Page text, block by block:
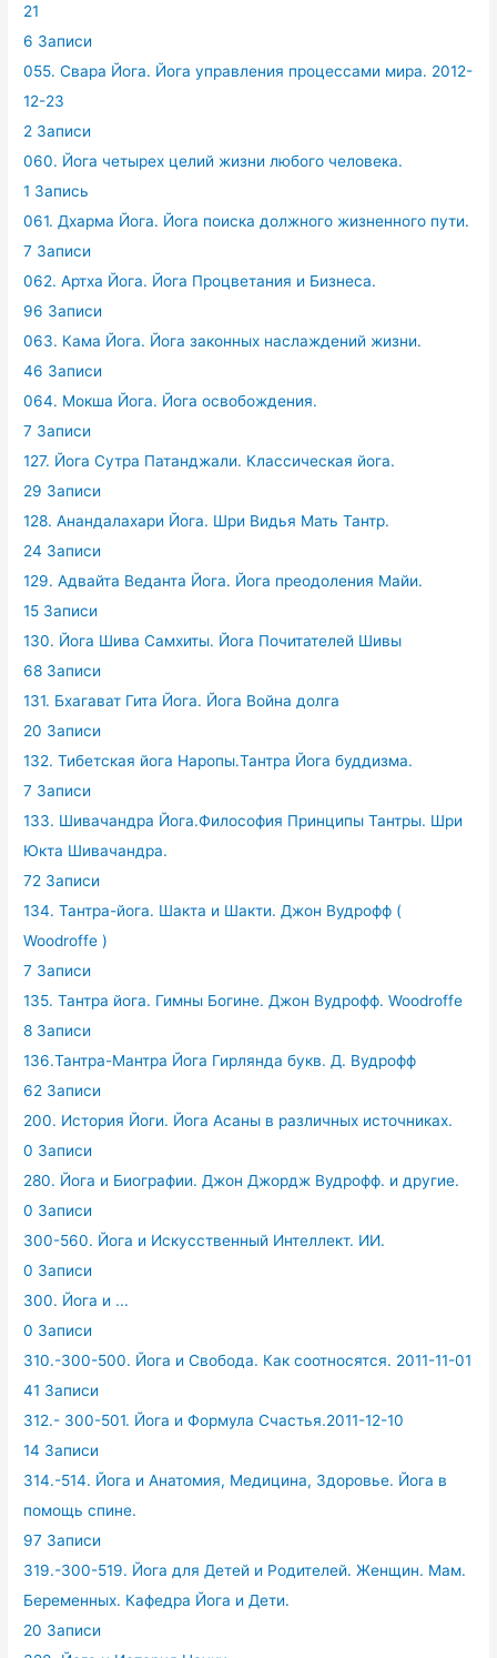
21
6 Записи
055. Свара Йога. Йога управления процессами мира. 2012-
12-23
2 Записи
060. Йога четырех целий жизни любого человека.
1 Запись
061. Дхарма Йога. Йога поиска должного жизненного пути.
7 Записи
062. Артха Йога. Йога Процветания и Бизнеса.
96 Записи
063. Кама Йога. Йога законных наслаждений жизни.
46 Записи
064. Мокша Йога. Йога освобождения.
7 Записи
127. Йога Сутра Патанджали. Классическая йога.
29 Записи
128. Анандалахари Йога. Шри Видья Мать Тантр.
24 Записи
129. Адвайта Веданта Йога. Йога преодоления Майи.
15 Записи
130. Йога Шива Самхиты. Йога Почитателей Шивы
68 Записи
131. Бхагават Гита Йога. Йога Война долга
20 Записи
132. Тибетская йога Наропы.Тантра Йога буддизма.
7 Записи
133. Шивачандра Йога.Философия Принципы Тантры. Шри
Юкта Шивачандра.
72 Записи
134. Тантра-йога. Шакта и Шакти. Джон Вудрофф (
Woodroffe )
7 Записи
135. Тантра йога. Гимны Богине. Джон Вудрофф. Woodroffe
8 Записи
136.Тантра-Мантра Йога Гирлянда букв. Д. Вудрофф
62 Записи
200. История Йоги. Йога Асаны в различных источниках.
0 Записи
280. Йога и Биографии. Джон Джордж Вудрофф. и другие.
0 Записи
300-560. Йога и Искусственный Интеллект. ИИ.
0 Записи
300. Йога и ...
0 Записи
310.-300-500. Йога и Свобода. Как соотносятся. 2011-11-01
41 Записи
312.- 300-501. Йога и Формула Счастья.2011-12-10
14 Записи
314.-514. Йога и Анатомия, Медицина, Здоровье. Йога в
помощь спине.
97 Записи
319.-300-519. Йога для Детей и Родителей. Женщин. Мам.
Беременных. Кафедра Йога и Дети.
20 Записи